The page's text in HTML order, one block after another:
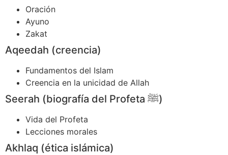
Oración
Ayuno
Zakat
Aqeedah (creencia)
Fundamentos del Islam
Creencia en la unicidad de Allah
Seerah (biografía del Profeta ﷺ)
Vida del Profeta
Lecciones morales
Akhlaq (ética islámica)